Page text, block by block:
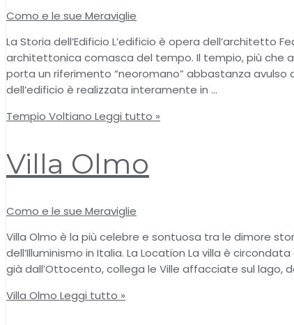
Como e le sue Meraviglie
La Storia dell’Edificio L’edificio è opera dell’architetto
architettonica comasca del tempo. Il tempio, più che
porta un riferimento “neoromano” abbastanza avulso
dell’edificio è realizzata interamente in …
Tempio Voltiano Leggi tutto »
Villa Olmo
Como e le sue Meraviglie
Villa Olmo è la più celebre e sontuosa tra le dimore
dell’Illuminismo in Italia. La Location La villa è
già dall’Ottocento, collega le Ville affacciate sul lago,
Villa Olmo Leggi tutto »